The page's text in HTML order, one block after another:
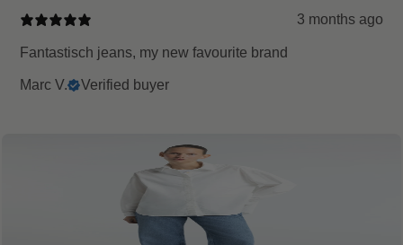
3 months ago
Fantastisch jeans, my new favourite brand
Marc V. Verified buyer